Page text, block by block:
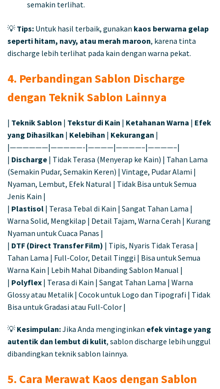
semakin terlihat.
💡 Tips: Untuk hasil terbaik, gunakan kaos berwarna gelap
seperti hitam, navy, atau merah maroon, karena tinta
discharge lebih terlihat pada kain dengan warna pekat.
4. Perbandingan Sablon Discharge
dengan Teknik Sablon Lainnya
| Teknik Sablon | Tekstur di Kain | Ketahanan Warna | Efek
yang Dihasilkan | Kelebihan | Kekurangan |
|——————|—————-|————|————–|————–|
| Discharge | Tidak Terasa (Menyerap ke Kain) | Tahan Lama
(Semakin Pudar, Semakin Keren) | Vintage, Pudar Alami |
Nyaman, Lembut, Efek Natural | Tidak Bisa untuk Semua
Jenis Kain |
| Plastisol | Terasa Tebal di Kain | Sangat Tahan Lama |
Warna Solid, Mengkilap | Detail Tajam, Warna Cerah | Kurang
Nyaman untuk Cuaca Panas |
| DTF (Direct Transfer Film) | Tipis, Nyaris Tidak Terasa |
Tahan Lama | Full-Color, Detail Tinggi | Bisa untuk Semua
Warna Kain | Lebih Mahal Dibanding Sablon Manual |
| Polyflex | Terasa di Kain | Sangat Tahan Lama | Warna
Glossy atau Metalik | Cocok untuk Logo dan Tipografi | Tidak
Bisa untuk Gradasi atau Full-Color |
💡 Kesimpulan:Jika Anda menginginkan efek vintage yang
autentik dan lembut di kulit, sablon discharge lebih unggul
dibandingkan teknik sablon lainnya.
5. Cara Merawat Kaos dengan Sablon